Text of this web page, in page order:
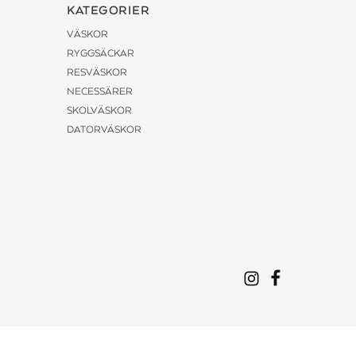
KATEGORIER
VÄSKOR
RYGGSÄCKAR
RESVÄSKOR
NECESSÄRER
SKOLVÄSKOR
DATORVÄSKOR